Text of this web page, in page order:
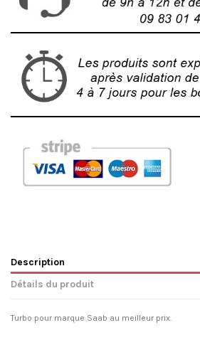
Description
Détails du produit
Turbo pour marque Saab au meilleur prix.